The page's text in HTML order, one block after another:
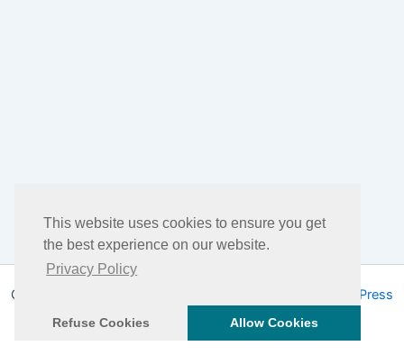
This website uses cookies to ensure you get
the best experience on our website.
Privacy Policy
Refuse Cookies Allow Cookies
Copyright © 2026 DHEA Facts | Powered by
Tema WordPress